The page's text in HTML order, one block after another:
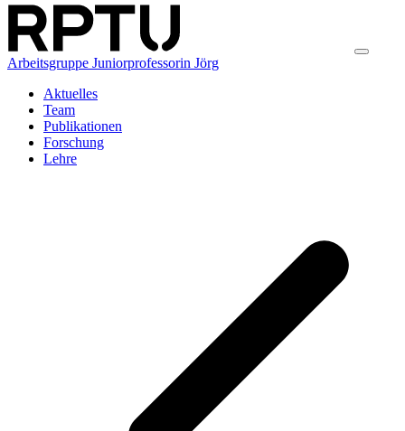
Arbeitsgruppe Juniorprofessorin Jörg
Aktuelles
Team
Publikationen
Forschung
Lehre